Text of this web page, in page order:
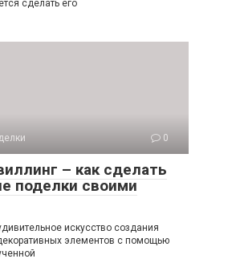
сделать его
0
– как сделать
поделки своими
искусство создания
элементов с помощью